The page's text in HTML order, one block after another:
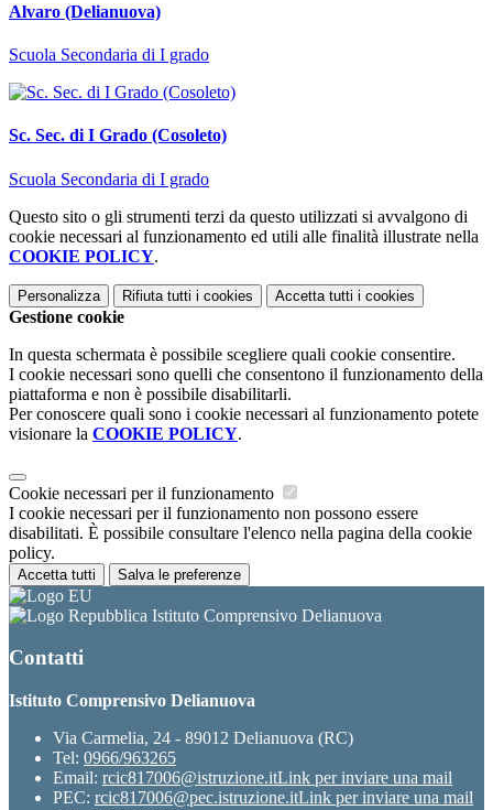
Alvaro (Delianuova)
Scuola Secondaria di I grado
Sc. Sec. di I Grado (Cosoleto)
Scuola Secondaria di I grado
Questo sito o gli strumenti terzi da questo utilizzati si avvalgono di
cookie necessari al funzionamento ed utili alle finalità illustrate nella
COOKIE POLICY.
Personalizza Rifiuta tutti i cookies Accetta tutti i cookies
Gestione cookie
In questa schermata è possibile scegliere quali cookie consentire.
I cookie necessari sono quelli che consentono il funzionamento della
piattaforma e non è possibile disabilitarli.
Per conoscere quali sono i cookie necessari al funzionamento potete
visionare la COOKIE POLICY.
Cookie necessari per il funzionamento
I cookie necessari per il funzionamento non possono essere
disabilitati. È possibile consultare l'elenco nella pagina della cookie
policy.
Accetta tutti Salva le preferenze
Istituto Comprensivo Delianuova
Contatti
Istituto Comprensivo Delianuova
Via Carmelia, 24 - 89012 Delianuova (RC)
Tel: 0966/963265
Email: rcic817006@istruzione.itLink per inviare una mail
PEC: rcic817006@pec.istruzione.itLink per inviare una mail